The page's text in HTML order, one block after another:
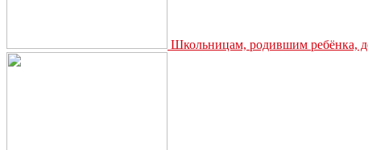
Школьницам, родившим ребёнка,